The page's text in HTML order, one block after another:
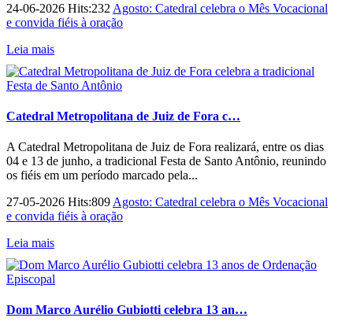
24-06-2026 Hits:232 Agosto: Catedral celebra o Mês Vocacional
e convida fiéis à oração
Leia mais
Catedral Metropolitana de Juiz de Fora c…
A Catedral Metropolitana de Juiz de Fora realizará, entre os dias
04 e 13 de junho, a tradicional Festa de Santo Antônio, reunindo
os fiéis em um período marcado pela...
27-05-2026 Hits:809 Agosto: Catedral celebra o Mês Vocacional
e convida fiéis à oração
Leia mais
Dom Marco Aurélio Gubiotti celebra 13 an…